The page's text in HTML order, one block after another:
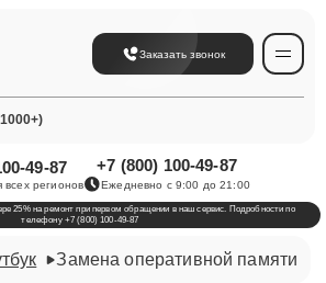
Заказать звонок
49-87
регионов
+7 (800) 100-49-87
Ежедневно с 9:00 до 21:00
25% на ремонт при первом обращении в наш сервис. Подробности по
телефону +7 (800) 100-49-87
Замена оперативной памяти